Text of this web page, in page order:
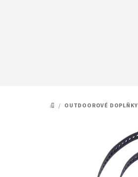
DOMŮ
/ OUTDOOROVÉ DOPLŇKY